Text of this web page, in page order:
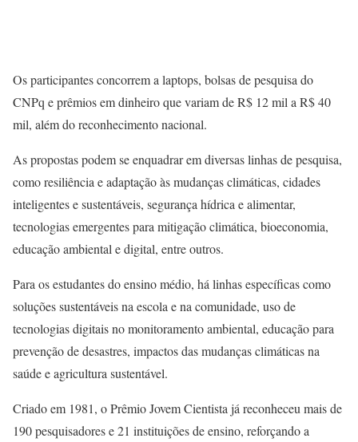
Os participantes concorrem a laptops, bolsas de pesquisa do
CNPq e prêmios em dinheiro que variam de R$ 12 mil a R$ 40
mil, além do reconhecimento nacional.
As propostas podem se enquadrar em diversas linhas de pesquisa,
como resiliência e adaptação às mudanças climáticas, cidades
inteligentes e sustentáveis, segurança hídrica e alimentar,
tecnologias emergentes para mitigação climática, bioeconomia,
educação ambiental e digital, entre outros.
Para os estudantes do ensino médio, há linhas específicas como
soluções sustentáveis na escola e na comunidade, uso de
tecnologias digitais no monitoramento ambiental, educação para
prevenção de desastres, impactos das mudanças climáticas na
saúde e agricultura sustentável.
Criado em 1981, o Prêmio Jovem Cientista já reconheceu mais de
190 pesquisadores e 21 instituições de ensino, reforçando a